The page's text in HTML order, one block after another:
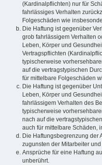
(Kardinalpflichten) nur für
fahrlässiges Verhalten
Folgeschäden wie
Die Haftung ist gegenüber
grob fahrlässigem Verhalten
Leben, Körper und
Vertragspflichten
typischerweise
auf die vertragstypischen
für mittelbare Folgeschäden
Die Haftung ist gegenüber
Leben, Körper und
fahrlässigem Verhalten des
typischerweise
nach auf die
auch für mittelbare Schäden,
Die Haftungsbegrenzung der
zugunsten der Mitarbeiter
Ansprüche für eine Haftung
unberührt.